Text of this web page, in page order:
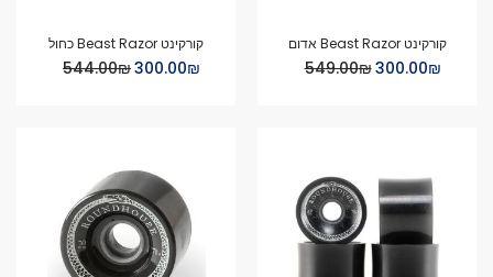
קורקינט Beast Razor אדום
Special
₪‏300.00
₪‏549.00
קורקינט Beast Razor כחול
Special
₪‏300.00
₪‏544.00